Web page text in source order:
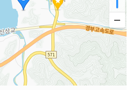
에스프레소 / 카페라떼 / 바닐라라떼 등
20210234812